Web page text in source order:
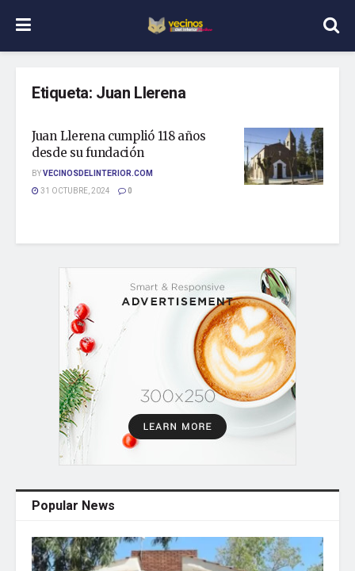
Etiqueta: Juan Llerena
Juan Llerena cumplió 118 años
desde su fundación
BYVECINOSDELINTERIOR.COM
31 OCTUBRE, 2024
0
Popular News